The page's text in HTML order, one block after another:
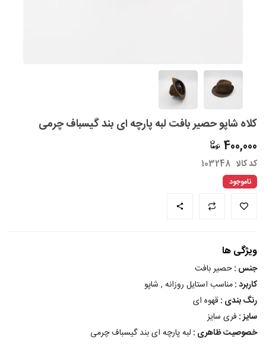
کلاه شاپو حصیر بافت لبه پارچه ای بند گیسباف چرمی
400,000
کد کالا 103248
ناموجود
ویژگی ها
جنس :حصیر بافت
کاربرد :مناسب استایل روزانه , شاپو
رنگ بندی : قهوه ای
سایز : فری سایز
خصوصیت ظاهری : لبه پارچه ای بند گیسباف چرمی